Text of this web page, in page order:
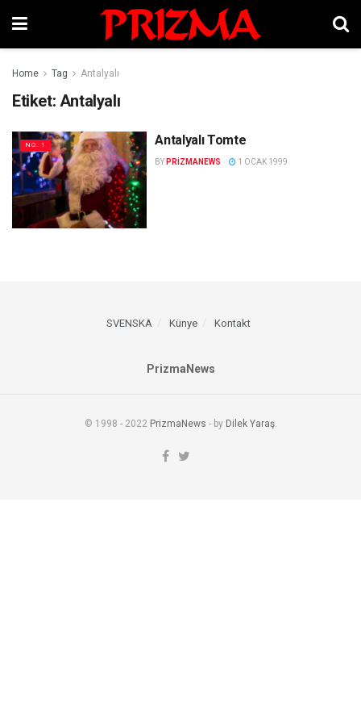
Home Tag Antalyalı
Etiket: Antalyalı
NO. 1 Antalyalı Tomte
BY PRIZMANEWS 1 OCAK 1999
SVENSKA Künye Kontakt
PrizmaNews
© 1998 - 2022 PrizmaNews - by Dilek Yaraş.